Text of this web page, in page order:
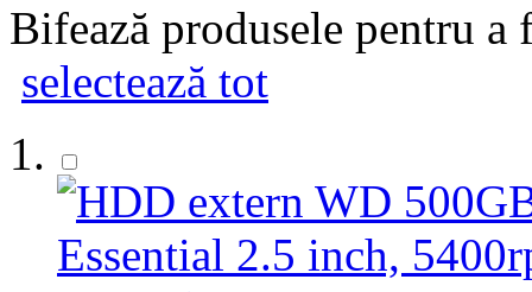
Bifează produsele pentru a
selectează tot